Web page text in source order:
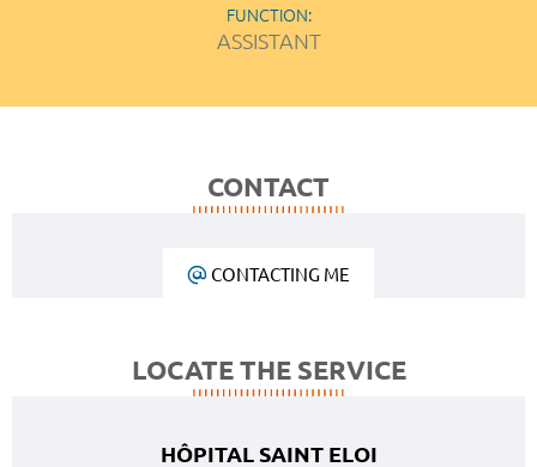
FUNCTION:
ASSISTANT
CONTACT
CONTACTING ME
LOCATE THE SERVICE
HÔPITAL SAINT ELOI